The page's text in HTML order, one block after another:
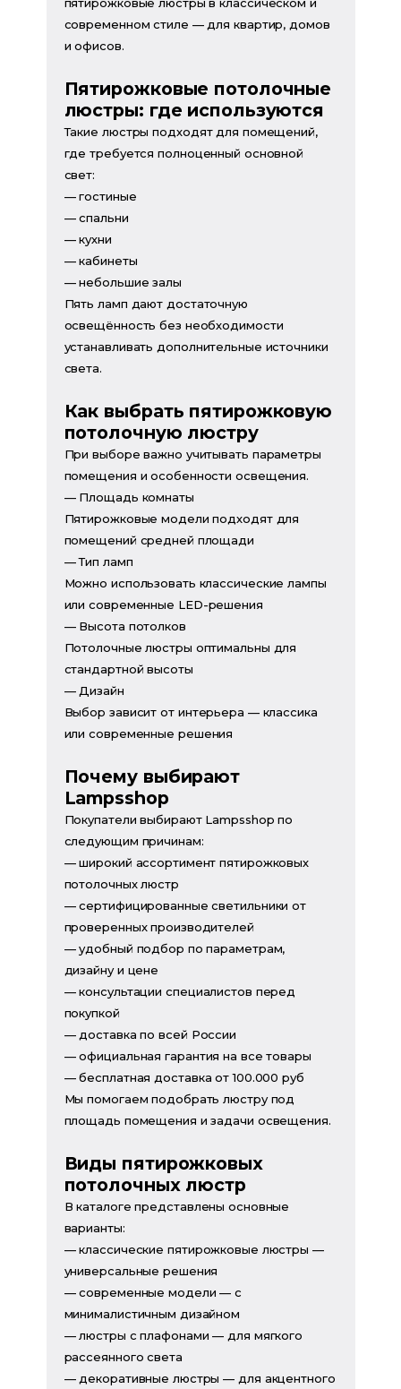
современном стиле — для квартир, домов
и офисов.
Пятирожковые потолочные
люстры: где используются
Такие люстры подходят для помещений,
где требуется полноценный основной
свет:
— гостиные
— спальни
— кухни
— кабинеты
— небольшие залы
Пять ламп дают достаточную
освещённость без необходимости
устанавливать дополнительные источники
света.
Как выбрать пятирожковую
потолочную люстру
При выборе важно учитывать параметры
помещения и особенности освещения.
— Площадь комнаты
Пятирожковые модели подходят для
помещений средней площади
— Тип ламп
Можно использовать классические лампы
или современные LED-решения
— Высота потолков
Потолочные люстры оптимальны для
стандартной высоты
— Дизайн
Выбор зависит от интерьера — классика
или современные решения
Почему выбирают
Lampsshop
Покупатели выбирают Lampsshop по
следующим причинам:
— широкий ассортимент пятирожковых
потолочных люстр
— сертифицированные светильники от
проверенных производителей
— удобный подбор по параметрам,
дизайну и цене
— консультации специалистов перед
покупкой
— доставка по всей России
— официальная гарантия на все товары
— бесплатная доставка от 100.000 руб
Мы помогаем подобрать люстру под
площадь помещения и задачи освещения.
Виды пятирожковых
потолочных люстр
В каталоге представлены основные
варианты:
— классические пятирожковые люстры —
универсальные решения
— современные модели — с
минималистичным дизайном
— люстры с плафонами — для мягкого
рассеянного света
— декоративные люстры — для акцентного